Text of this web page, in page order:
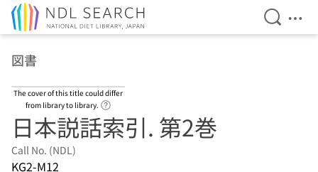
Open
図書
The cover of this title could differ
from library to library.
日本説話索引. 第2巻
Call No. (NDL)
KG2-M12